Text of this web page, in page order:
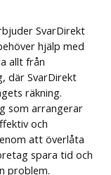
SvarDirekt
hjälp med
allt från
där SvarDirekt
räkning.
som arrangerar
och
att överlåta
spara tid och
problem.